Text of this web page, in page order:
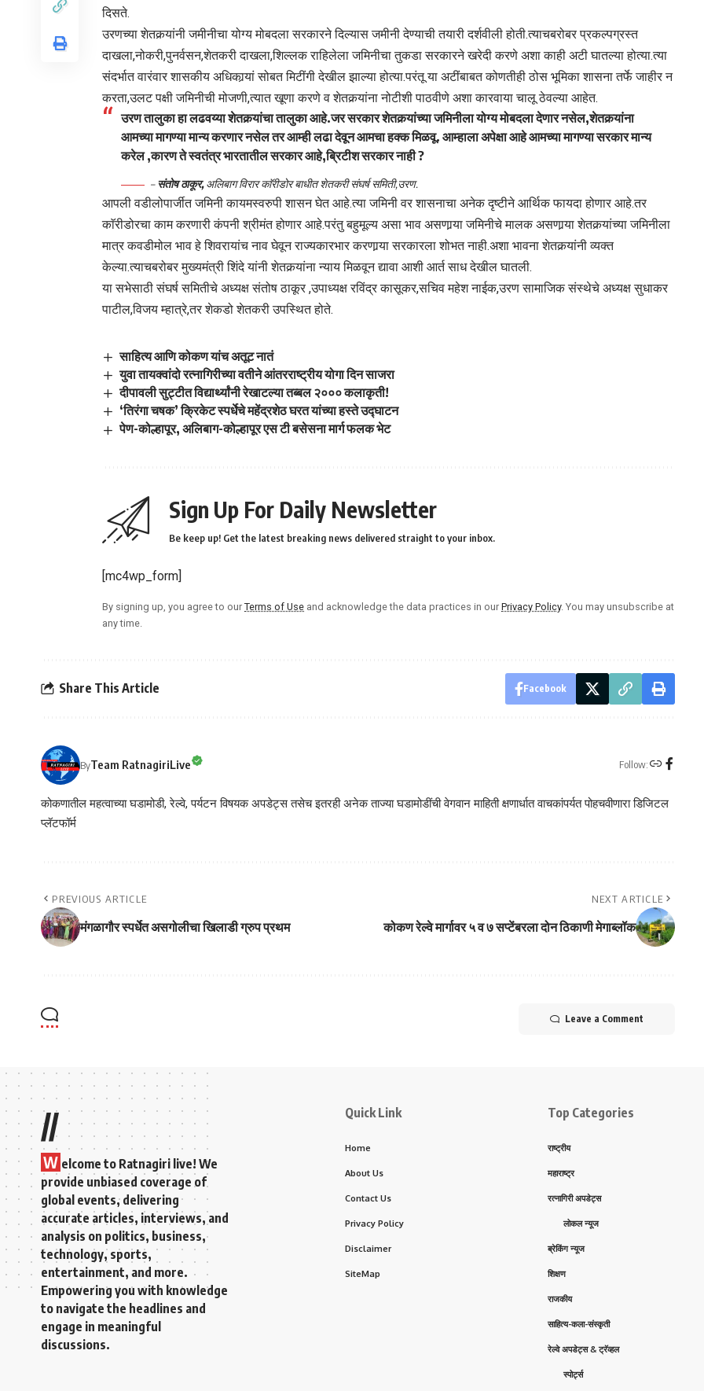
दिसते.
उरणच्या शेतकर्‍यांनी जमीनीचा योग्य मोबदला सरकारने दिल्यास जमीनी देण्याची तयारी दर्शवीली होती.त्याचबरोबर प्रकल्पग्रस्त
दाखला,नोकरी,पुनर्वसन,शेतकरी दाखला,शिल्लक राहिलेला जमिनीचा तुकडा सरकारने खरेदी करणे अशा काही अटी घातल्या होत्या.त्या
संदर्भात वारंवार शासकीय अधिकार्‍यां सोबत मिटींगी देखील झाल्या होत्या.परंतू या अटींबाबत कोणतीही ठोस भूमिका शासना तर्फे जाहीर न
करता,उलट पक्षी जमिनीची मोजणी,त्यात खूणा करणे व शेतकर्‍यांना नोटीशी पाठवीणे अशा कारवाया चालू ठेवल्या आहेत.
उरण तालुका हा लढवय्या शेतकर्‍यांचा तालुका आहे.जर सरकार शेतकर्‍यांच्या जमिनीला योग्य मोबदला देणार नसेल,शेतकर्‍यांना
आमच्या मागण्या मान्य करणार नसेल तर आम्ही लढा देवून आमचा हक्क मिळवू. आम्हाला अपेक्षा आहे आमच्या मागण्या सरकार मान्य
करेल ,कारण ते स्वतंत्र भारतातील सरकार आहे,ब्रिटीश सरकार नाही ?
–संतोष ठाकूर,अलिबाग विरार काॅरीडोर बाधीत शेतकरी संघर्ष समिती,उरण.
आपली वडीलोपार्जीत जमिनी कायमस्वरुपी शासन घेत आहे.त्या जमिनी वर शासनाचा अनेक दृष्टीने आर्थिक फायदा होणार आहे.तर
काॅरीडोरचा काम करणारी कंपनी श्रीमंत होणार आहे.परंतु बहुमूल्य असा भाव असणार्‍या जमिनीचे मालक असणार्‍या शेतकर्‍यांच्या जमिनीला
मात्र कवडीमोल भाव हे शिवरायांच नाव घेवून राज्यकारभार करणार्‍या सरकारला शोभत नाही.अशा भावना शेतकर्‍यांनी व्यक्त
केल्या.त्याचबरोबर मुख्यमंत्री शिंदे यांनी शेतकर्‍यांना न्याय मिळवून द्यावा आशी आर्त साध देखील घातली.
या सभेसाठी संघर्ष समितीचे अध्यक्ष संतोष ठाकूर ,उपाध्यक्ष रविंद्र कासूकर,सचिव महेश नाईक,उरण सामाजिक संस्थेचे अध्यक्ष सुधाकर
पाटील,विजय म्हात्रे,तर शेकडो शेतकरी उपस्थित होते.
साहित्य आणि कोकण यांच अतूट नातं
युवा तायक्वांदो रत्नागिरीच्या वतीने आंतरराष्ट्रीय योगा दिन साजरा
दीपावली सुट्टीत विद्यार्थ्यांनी रेखाटल्या तब्बल २००० कलाकृती!
‘तिरंगा चषक’ क्रिकेट स्पर्धेचे महेंद्रशेठ घरत यांच्या हस्ते उद्घाटन
पेण-कोल्हापूर, अलिबाग-कोल्हापूर एस टी बसेसना मार्ग फलक भेट
Sign Up For Daily Newsletter
Be keep up! Get the latest breaking news delivered straight to your inbox.
[mc4wp_form]
By signing up, you agree to our Terms of Use and acknowledge the data practices in our Privacy Policy. You may unsubscribe at
any time.
Share This Article Facebook
ByTeam RatnagiriLive Follow:
कोकणातील महत्वाच्या घडामोडी, रेल्वे, पर्यटन विषयक अपडेट्स तसेच इतरही अनेक ताज्या घडामोडींची वेगवान माहिती क्षणार्धात वाचकांपर्यत पोहचवीणारा डिजिटल
प्लॅटफॉर्म
PREVIOUS ARTICLE
मंगळागौर स्पर्धेत असगोलीचा खिलाडी ग्रुप प्रथम
NEXT ARTICLE
कोकण रेल्वे मार्गावर ५ व ७ सप्टेंबरला दोन ठिकाणी मेगाब्लॉक
Leave a Comment
//
W elcome to Ratnagiri live! We
provide unbiased coverage of
global events, delivering
accurate articles, interviews, and
analysis on politics, business,
technology, sports,
entertainment, and more.
Empowering you with knowledge
to navigate the headlines and
engage in meaningful
discussions.
Quick Link
Home
About Us
Contact Us
Privacy Policy
Disclaimer
SiteMap
Top Categories
राष्ट्रीय
महाराष्ट्र
रत्नागिरी अपडेट्स
लोकल न्यूज
ब्रेकिंग न्यूज
शिक्षण
राजकीय
साहित्य-कला-संस्कृती
रेल्वे अपडेट्स & ट्रॅव्हल
स्पोर्ट्स